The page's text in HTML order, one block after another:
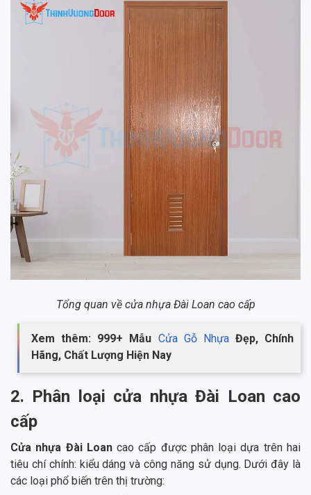
Tổng quan về cửa nhựa Đài Loan cao cấp
Xem thêm: 999+ Mẫu Cửa Gỗ Nhựa Đẹp, Chính
Hãng, Chất Lượng Hiện Nay
2. Phân loại cửa nhựa Đài Loan cao
cấp
Cửa nhựa Đài Loancao cấp được phân loại dựa trên hai
tiêu chí chính: kiểu dáng và công năng sử dụng. Dưới đây là
các loại phổ biến trên thị trường: